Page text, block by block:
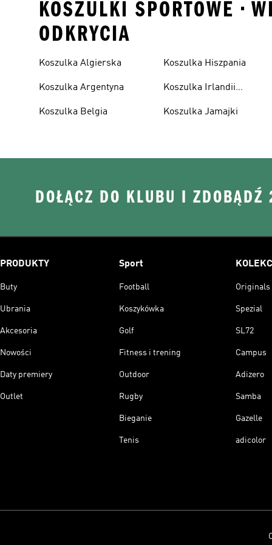
KOSZULKI SPORTOWE •
ODKRYCIA
Koszulka Algierska
Koszulka Argentyna
Koszulka Belgia
Koszulka Hiszpania
Koszulka Irlandii
Koszulka Jamajki
DOŁĄCZ DO KLUBU I ZDOBĄDŹ
PRODUKTY
Buty
Ubrania
Akcesoria
Nowości
Daty premiery
Outlet
Sport
Football
Koszykówka
Golf
Fitness i trening
Outdoor
Rugby
Bieganie
Tenis
Originals
Spezial
SL72
Campus
Adizero
Samba
Gazelle
adicolor